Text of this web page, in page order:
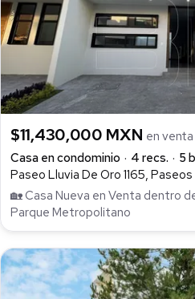
$11,430,000 MXN en venta
Casa en condominio
4 recs. 5
Paseo Lluvia De Oro 1165,
🏡 Casa Nueva en Venta dentro
Parque Metropolitano